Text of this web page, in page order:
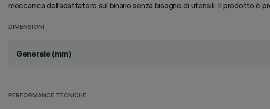
meccanica dell’adattatore sul binario senza bisogno di utensili. Il prodotto è
DIMENSIONI
Generale (mm)
PERFORMANCE TECNICHE